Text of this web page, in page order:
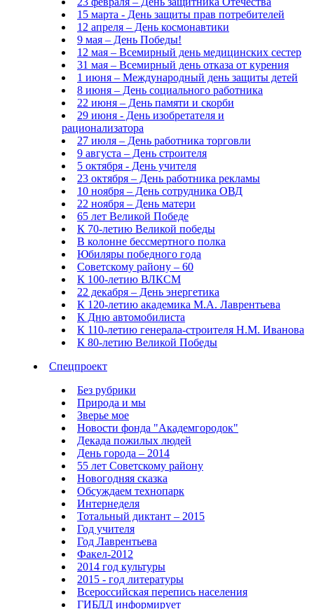
15 марта - День защиты прав потребителей
12 апреля – День космонавтики
9 мая – День Победы!
12 мая – Всемирный день медицинских сестер
31 мая – Всемирный день отказа от курения
1 июня – Международный день защиты детей
8 июня – День социального работника
22 июня – День памяти и скорби
29 июня - День изобретателя и
рационализатора
27 июля – День работника торговли
9 августа – День строителя
5 октября - День учителя
23 октября – День работника рекламы
10 ноября – День сотрудника ОВД
22 ноября – День матери
65 лет Великой Победе
К 70-летию Великой победы
В колонне бессмертного полка
Юбиляры победного года
Советскому району – 60
К 100-летию ВЛКСМ
22 декабря – День энергетика
К 120-летию академика М.А. Лаврентьева
К Дню автомобилиста
К 110-летию генерала-строителя Н.М. Иванова
К 80-летию Великой Победы
Спецпроект
Без рубрики
Природа и мы
Зверье мое
Новости фонда "Академгородок"
Декада пожилых людей
День города – 2014
55 лет Советскому району
Новогодняя сказка
Обсуждаем технопарк
Интернеделя
Тотальный диктант – 2015
Год учителя
Год Лаврентьева
Факел-2012
2014 год культуры
2015 - год литературы
Всероссийская перепись населения
ГИБДД информирует